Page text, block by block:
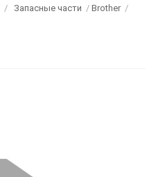
/ Запасные части / Brother/